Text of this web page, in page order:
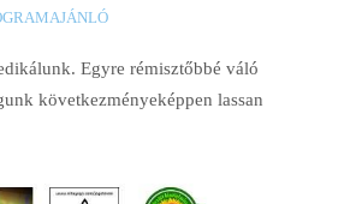
Egyre rémisztőbbé váló
következményeképpen lassan